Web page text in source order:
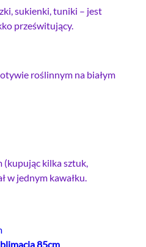
sukienki, tuniki – jest
prześwitujący.
roślinnym na białym
(kupując kilka sztuk,
w jednym kawałku.
85cm